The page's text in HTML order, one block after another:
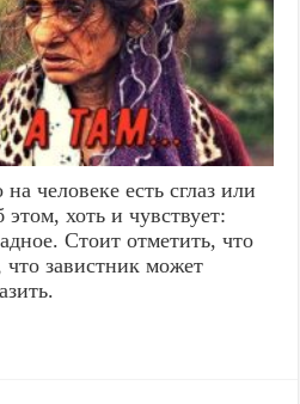
человеке есть сглаз или
хоть и чувствует:
Стоит отметить, что
что завистник может